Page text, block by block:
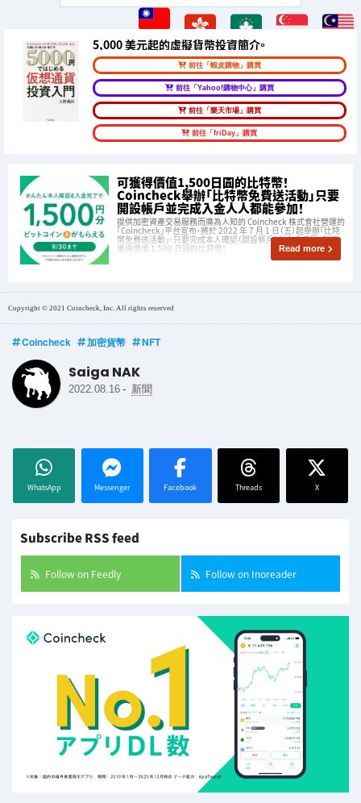
5,000 美元起的虛擬貨幣投資簡介。
前往「蝦皮購物」購買
前往「Yahoo!購物中心」購買
前往「樂天市場」購買
前往「friDay」購買
可獲得價值1,500日圓的比特幣！
Coincheck舉辦「比特幣免費送活動」只要
開設帳戶並完成入金人人都能參加！
提供加密資產交易服務而廣為人知的 Coincheck 株式會社營運的
「Coincheck」平台宣布，將於 2022 年 7 月 1 日（五）起舉辦「比特
幣免費送活動」。只要完成本人確認（開設帳戶）並入金日圓，就能
獲得價值 1,500 日圓的比特幣！ Read more
Copyright © 2021 Coincheck, Inc. All rights reserved
Coincheck 加密貨幣 NFT
Saiga NAK
2022.08.16 - 新聞
WhatsApp Messenger Facebook Threads X
Subscribe RSS feed
Follow on Feedly Follow on Inoreader